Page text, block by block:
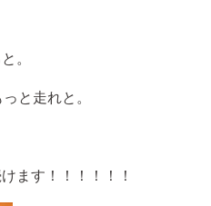
。
と走れと。
ます！！！！！！